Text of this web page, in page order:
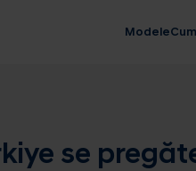
se
Modele